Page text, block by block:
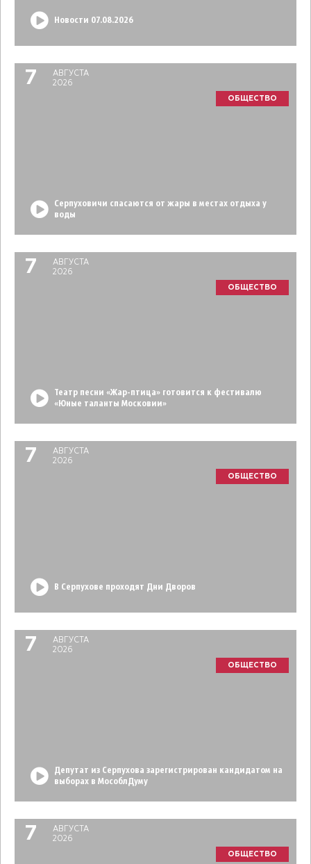
Новости 07.08.2026
7
АВГУСТА
2026
ОБЩЕСТВО
Серпуховичи спасаются от жары в местах отдыха у
воды
7
АВГУСТА
2026
ОБЩЕСТВО
Театр песни «Жар-птица» готовится к фестивалю
«Юные таланты Московии»
7
АВГУСТА
2026
ОБЩЕСТВО
В Серпухове проходят Дни Дворов
7
АВГУСТА
2026
ОБЩЕСТВО
Депутат из Серпухова зарегистрирован кандидатом на
выборах в МособлДуму
7
АВГУСТА
2026
ОБЩЕСТВО